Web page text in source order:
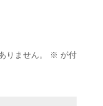
りません。 ※ が付